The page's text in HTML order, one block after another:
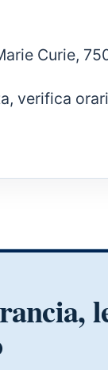
Curie,
verifica